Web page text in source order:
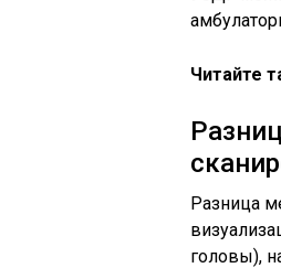
Читайте
Разница
головы),